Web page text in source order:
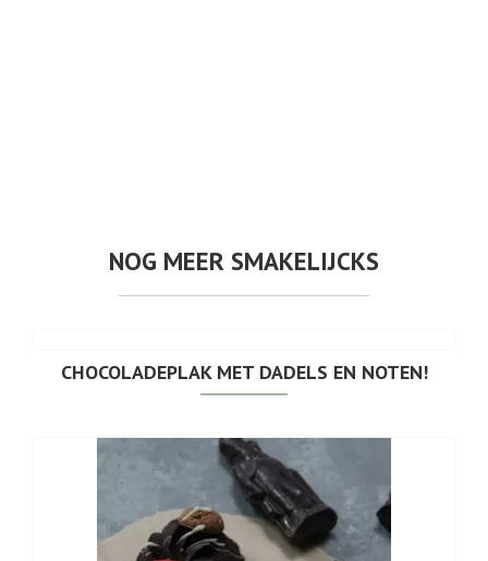
NOG MEER SMAKELIJCKS
CHOCOLADEPLAK MET DADELS EN NOTEN!